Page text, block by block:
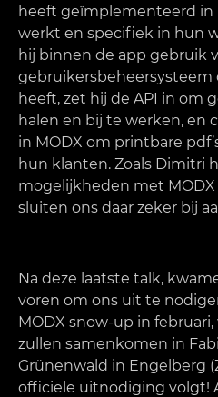
heeft geïmplementeerd in
werkt en specifiek in hun
hij binnen de app gebruik
gebruikersbeheersysteem
heeft, zet hij de API in om
halen en bij te werken, en
in MODX om printbare
hun klanten. Zoals Dimitri
mogelijkheden met MODX
sluiten ons daar zeker bij
Na deze laatste talk,
voren om ons uit te
MODX snow-up in
zullen samenkomen in
Grünenwald in Engelberg
officiële uitnodiging volgt!